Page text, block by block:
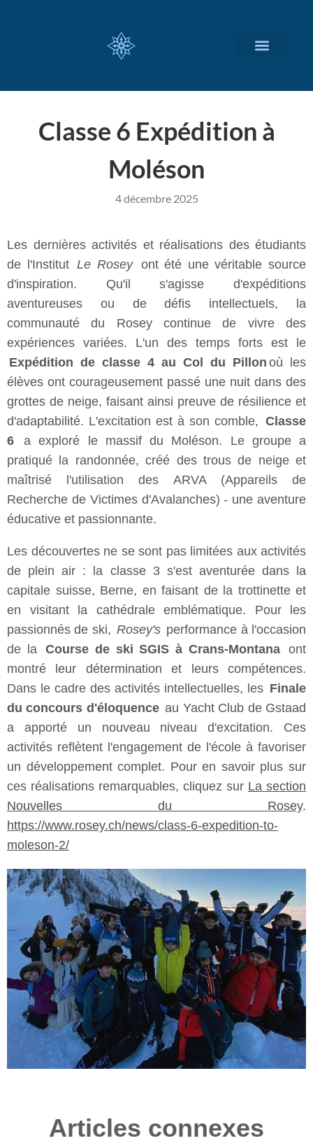
Classe 6 Expédition à
Moléson
4 décembre 2025
Les dernières activités et réalisations des étudiants
de l'Institut Le Rosey
ont été une véritable source
d'inspiration. Qu'il s'agisse d'expéditions
aventureuses ou de défis intellectuels, la
communauté du Rosey continue de vivre des
expériences variées. L'un des temps forts est le
Expédition de classe 4 au Col du Pillon où les
élèves ont courageusement passé une nuit dans des
grottes de neige, faisant ainsi preuve de résilience et
d'adaptabilité. L'excitation est à son comble, Classe
6
a exploré le massif du Moléson. Le groupe a
pratiqué la randonnée, créé des trous de neige et
maîtrisé l'utilisation des ARVA (Appareils de
Recherche de Victimes d'Avalanches) - une aventure
éducative et passionnante.
Les découvertes ne se sont pas limitées aux activités
de plein air : la classe 3 s'est aventurée dans la
capitale suisse, Berne, en faisant de la trottinette et
en visitant la cathédrale emblématique. Pour les
passionnés de ski, Rosey's performance à l'occasion
de la Course de ski SGIS à Crans-Montana ont
montré leur détermination et leurs compétences.
Dans le cadre des activités intellectuelles, les Finale
du concours d'éloquence au Yacht Club de Gstaad
a apporté un nouveau niveau d'excitation. Ces
activités reflètent l'engagement de l'école à favoriser
un développement complet. Pour en savoir plus sur
ces réalisations remarquables, cliquez sur La section
Nouvelles du Rosey.
https://www.rosey.ch/news/class-6-expedition-to-
moleson-2/
Articles connexes